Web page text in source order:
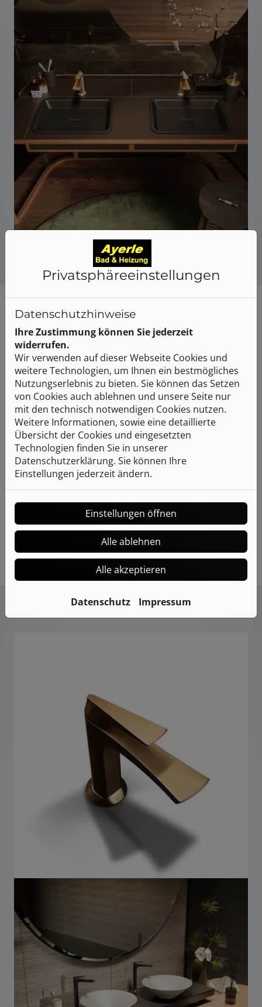
CONCEPT
Spiele von Licht und Schatten
Als Element ästhetischer Anmut, repräsentativ für
eine bedeutungsvolle Sprache, wird der Fächer zum
Ausdruck raffinierter Gestaltung, mit fast
aerodynamisch geformten Silhouetten, in einem
Spiel von Gegensätzen zwischen weichen
Oberflächen und schlanken Linien. Indem sie die
Bewegung des Ventaglio nachahmen, betonen
überlappende Formen unvergleichliche Lichtspiele.
Von der abnehmenden Hebelwirkung bis zur
konischen Basis bis zum Körper, der rechten Winkel
und Kurve verbindet, strahlt alles Gleichgewicht aus.
Privatsphäre­einstellungen
Datenschutzhinweise
Ihre Zustimmung können Sie jederzeit
widerrufen.
Wir verwenden auf dieser Webseite Cookies und
weitere Technologien, um Ihnen ein bestmögliches
Nutzungserlebnis zu bieten. Sie können das Setzen
von Cookies auch ablehnen und unsere Seite nur
mit den technisch notwendigen Cookies nutzen.
Weitere Informationen, sowie eine detaillierte
Übersicht der Cookies und eingesetzten
Technologien finden Sie in unserer
Datenschutzerklärung. Sie können Ihre
Einstellungen jederzeit ändern.
Einstellungen öffnen
Alle ablehnen
Alle akzeptieren
Datenschutz Impressum